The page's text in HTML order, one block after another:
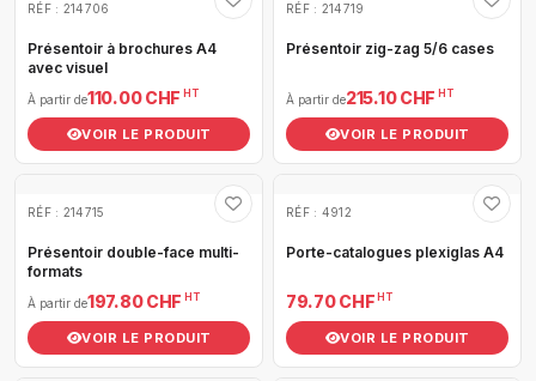
RÉF : 214706
Présentoir à brochures A4
avec visuel
À partir de110.00 CHF HT
VOIR LE PRODUIT
RÉF : 214719
Présentoir zig-zag 5/6 cases
À partir de215.10 CHF HT
VOIR LE PRODUIT
RÉF : 214715
Présentoir double-face multi-
formats
À partir de197.80 CHF HT
VOIR LE PRODUIT
RÉF : 4912
Porte-catalogues plexiglas A4
79.70 CHF HT
VOIR LE PRODUIT